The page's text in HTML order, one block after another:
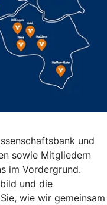
und
sowie Mitgliedern
im Vordergrund.
und die
wie wir gemeinsam